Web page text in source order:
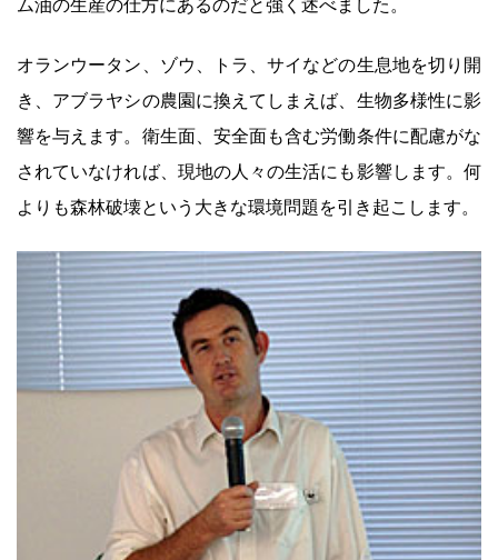
ム油の生産の仕方にあるのだと強く述べました。
オランウータン、ゾウ、トラ、サイなどの生息地を切り開
き、アブラヤシの農園に換えてしまえば、生物多様性に影
響を与えます。衛生面、安全面も含む労働条件に配慮がな
されていなければ、現地の人々の生活にも影響します。何
よりも森林破壊という大きな環境問題を引き起こします。